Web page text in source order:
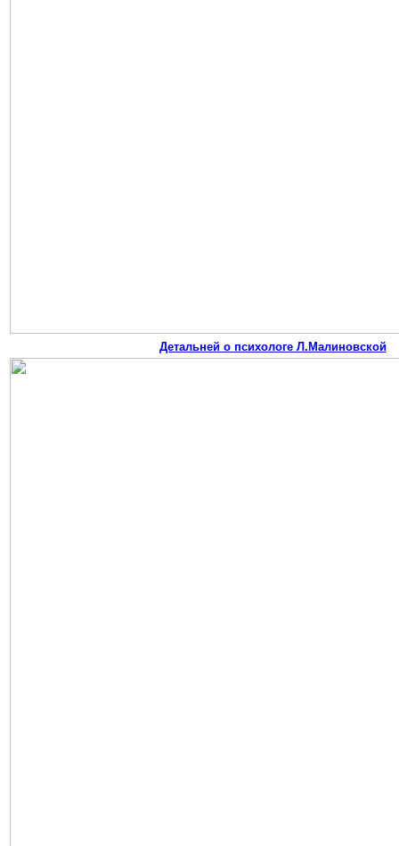
Детальней о психологе Л.Малиновской